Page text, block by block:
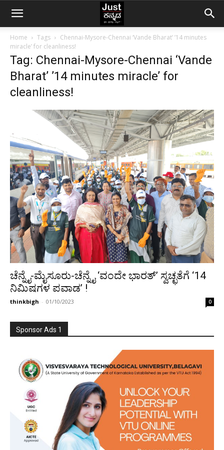
Home Tags
Chennai-Mysore-Chennai ‘Vande Bharat’ ’14 minutes
miracle’ for cleanliness!
Tag: Chennai-Mysore-Chennai ‘Vande
Bharat’ ’14 minutes miracle’ for
cleanliness!
ಚೆನ್ನೈ-ಮೈಸೂರು-ಚೆನ್ನೈ ‘ವಂದೇ ಭಾರತ್’ ಸ್ವಚ್ಛತೆಗೆ ‘14
ನಿಮಿಷಗಳ ಪವಾಡ’ !
thinkbigh - 01/10/2023 0
Sponsor Ads 1